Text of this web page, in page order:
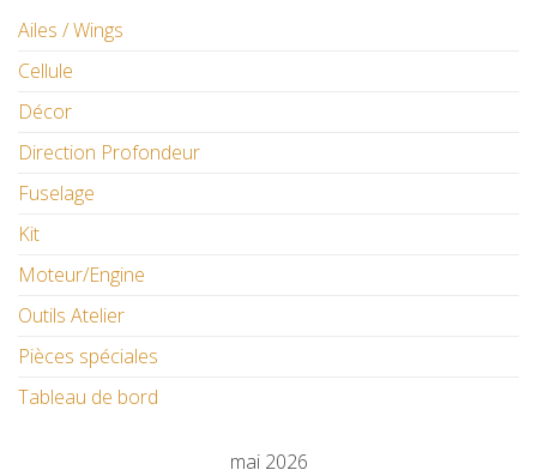
Ailes / Wings
Cellule
Décor
Direction Profondeur
Fuselage
Kit
Moteur/Engine
Outils Atelier
Pièces spéciales
Tableau de bord
mai 2026